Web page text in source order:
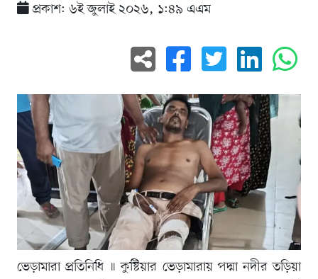
প্রকাশ: ৬ই জুলাই ২০২৬, ১:৪৯ এএম
ভেড়ামারা প্রতিনিধি ॥ কুষ্টিয়ার ভেড়ামারায় পদ্মা নদীর তড়িয়া